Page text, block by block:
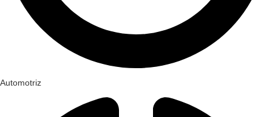
Automotriz